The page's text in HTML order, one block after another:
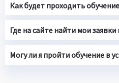
Как будет проходить
Где на сайте найти мои заявки
Могу ли я пройти обучение в